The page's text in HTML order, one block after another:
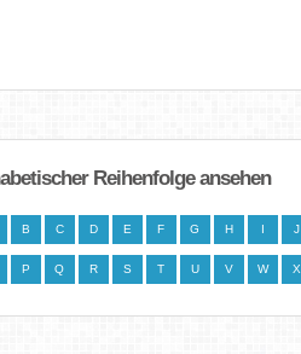
Reihenfolge ansehen
B C D E F G H I J
P Q R S T U V W X